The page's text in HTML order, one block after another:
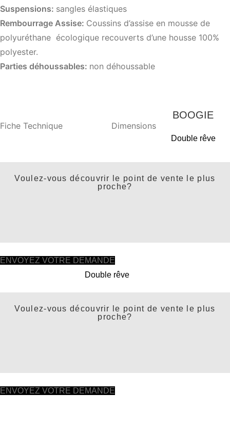
Suspensions: sangles élastiques
Rembourrage Assise: Coussins d’assise en mousse de
polyuréthane écologique recouverts d’une housse 100%
polyester.
Parties déhoussables: non déhoussable
Fiche Technique Dimensions
BOOGIE
Double rêve
Voulez-vous découvrir le point de vente le plus
proche?
ENVOYEZ VOTRE DEMANDE
Double rêve
Voulez-vous découvrir le point de vente le plus
proche?
ENVOYEZ VOTRE DEMANDE